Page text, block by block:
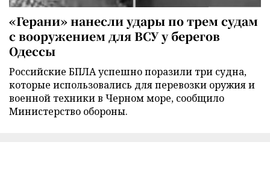
«Герани» нанесли удары по трем судам
с вооружением для ВСУ у берегов
Одессы
Российские БПЛА успешно поразили три судна,
которые использовались для перевозки оружия и
военной техники в Черном море, сообщило
Министерство обороны.